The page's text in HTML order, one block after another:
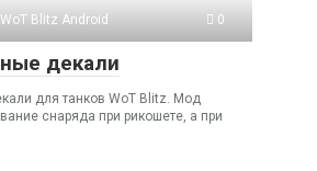
Blitz Android
0
декали
для танков WoT Blitz. Мод
снаряда при рикошете, а при